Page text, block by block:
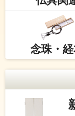
念珠・